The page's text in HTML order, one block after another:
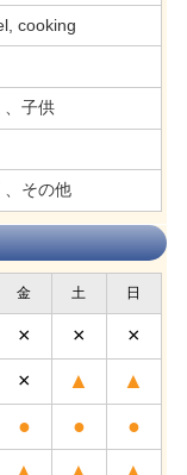
cooking
、子供
、その他
金 土 日
× × ×
× ▲ ▲
● ● ●